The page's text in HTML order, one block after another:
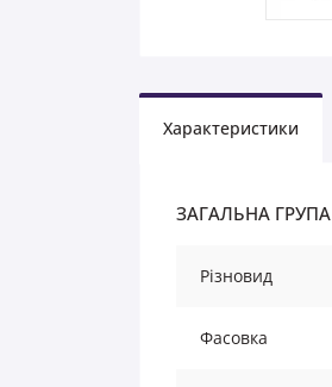
Характеристики
ЗАГАЛЬНА ГРУПА
Різновид
Фасовка